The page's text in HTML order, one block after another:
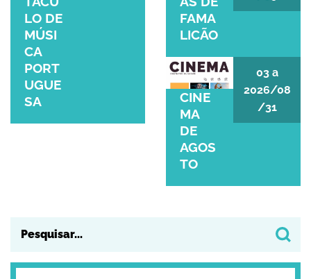
LO DE
MÚSI
CA
PORT
UGUE
SA
FAMA
LICÃO
CINEMA DE 03 a
2026/08
/31
CINE
MA
DE
AGOS
TO